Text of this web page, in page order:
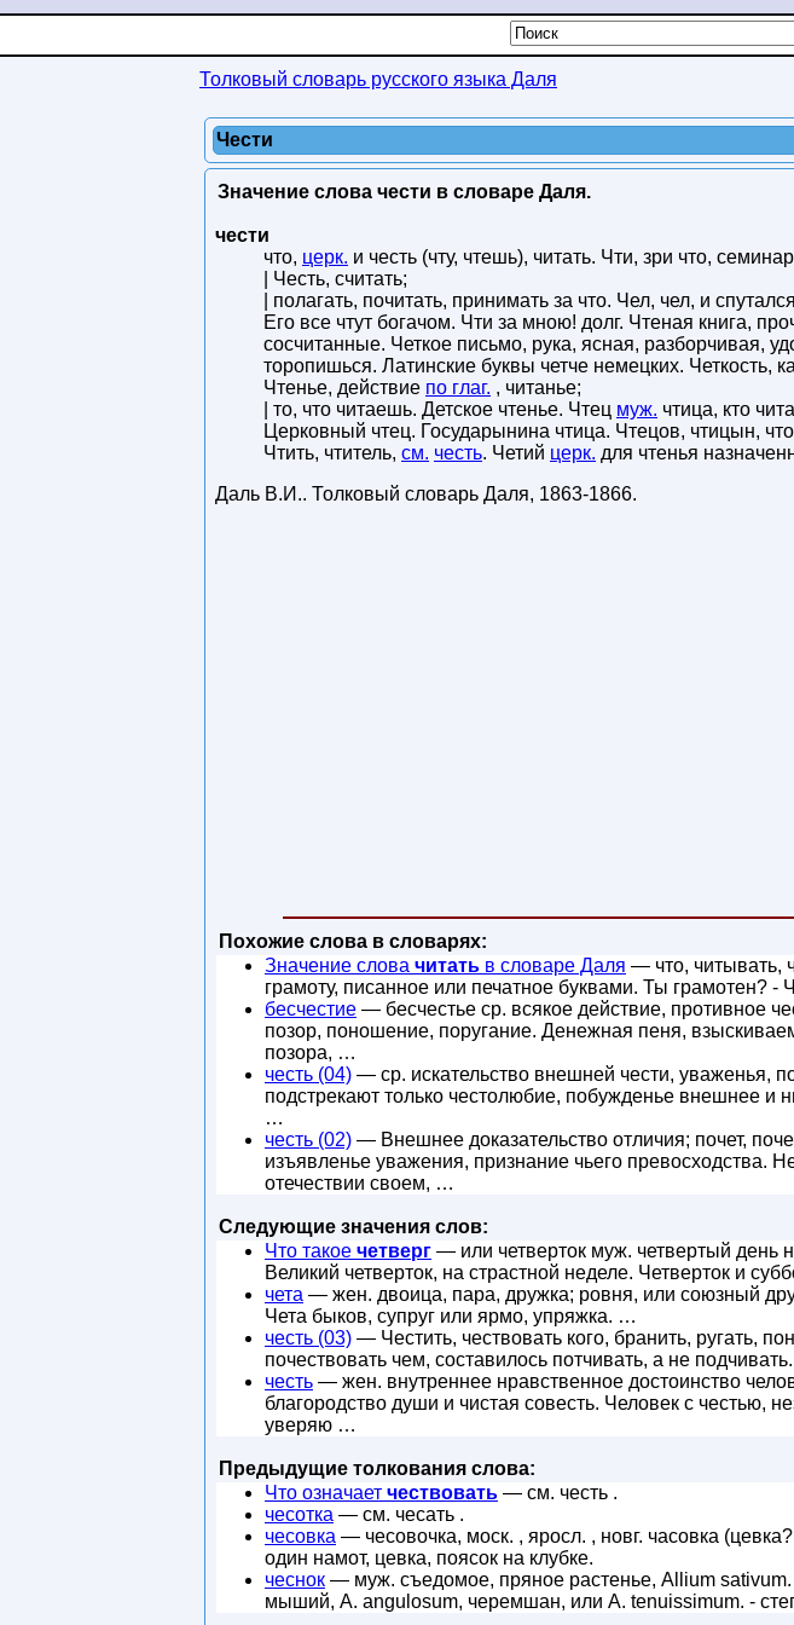
Толковый словарь русского языка Даля
Чести
Значение слова чести в словаре Даля.
чести
что, церк. и честь (чту, чтешь), читать. Чти, зри что,
| Честь, считать;
| полагать, почитать, принимать за что. Чел, чел, и
Его все чтут богачом. Чти за мною! долг. Чтеная книга,
сосчитанные. Четкое письмо, рука, ясная, разборчивая,
торопишься. Латинские буквы четче немецких. Четкость,
Чтенье, действие по глаг. , читанье;
| то, что читаешь. Детское чтенье. Чтец муж. чтица, кто
Церковный чтец. Государынина чтица. Чтецов, чтицын,
Чтить, чтитель, см. честь. Четий церк. для чтенья
Даль В.И.. Толковый словарь Даля, 1863-1866.
Похожие слова в словарях:
Значение слова читать в словаре Даля — что, читывать,
грамоту, писанное или печатное буквами. Ты грамотен?
бесчестие — бесчестье ср. всякое действие, противное
позор, поношение, поругание. Денежная пеня,
позора, …
честь (04) — ср. искательство внешней чести, уваженья,
подстрекают только честолюбие, побужденье внешнее и
…
честь (02) — Внешнее доказательство отличия; почет,
изъявленье уважения, признание чьего превосходства.
отечествии своем, …
Следующие значения слов:
Что такое четверг — или четверток муж. четвертый день
Великий четверток, на страстной неделе. Четверток и
чета — жен. двоица, пара, дружка; ровня, или союзный
Чета быков, супруг или ярмо, упряжка. …
честь (03) — Честить, чествовать кого, бранить, ругать,
почествовать чем, составилось потчивать, а не
честь — жен. внутреннее нравственное достоинство
благородство души и чистая совесть. Человек с честью,
уверяю …
Предыдущие толкования слова:
Что означает чествовать — см. честь .
чесотка — см. чесать .
чесовка — чесовочка, моск. , яросл. , новг. часовка
один намот, цевка, поясок на клубке.
чеснок — муж. съедомое, пряное растенье, Allium
мыший, A. angulosum, черемшан, или A. tenuissimum. -